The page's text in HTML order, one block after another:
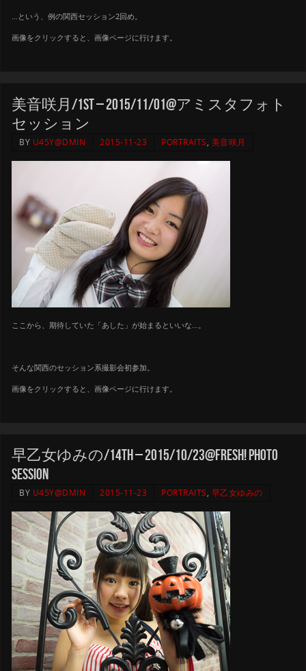
…という、例の関西セッション2回め。
画像をクリックすると、画像ページに行けます。
美音咲月/1st – 2015/11/01@アミスタフォト
セッション
BY U45Y@DMIN 2015-11-23 PORTRAITS, 美音咲月
ここから、期待していた「あした」が始まるといいな…。
そんな関西のセッション系撮影会初参加。
画像をクリックすると、画像ページに行けます。
早乙女ゆみの/14th – 2015/10/23@Fresh! Photo
Session
BY U45Y@DMIN 2015-11-23 PORTRAITS, 早乙女ゆみの